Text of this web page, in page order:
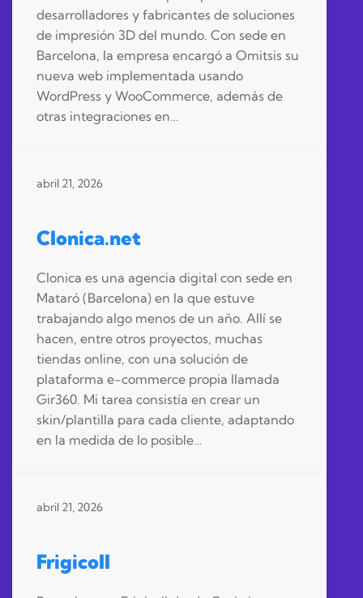
desarrolladores y fabricantes de soluciones
de impresión 3D del mundo. Con sede en
Barcelona, la empresa encargó a Omitsis su
nueva web implementada usando
WordPress y WooCommerce, además de
otras integraciones en…
abril 21, 2026
Clonica.net
Clonica es una agencia digital con sede en
Mataró (Barcelona) en la que estuve
trabajando algo menos de un año. Allí se
hacen, entre otros proyectos, muchas
tiendas online, con una solución de
plataforma e-commerce propia llamada
Gir360. Mi tarea consistía en crear un
skin/plantilla para cada cliente, adaptando
en la medida de lo posible…
abril 21, 2026
Frigicoll